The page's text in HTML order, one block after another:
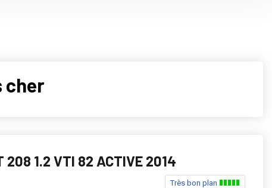
cher
208 1.2 VTI 82 ACTIVE 2014
Très bon plan